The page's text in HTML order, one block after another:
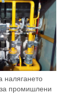
налягането
промишлени